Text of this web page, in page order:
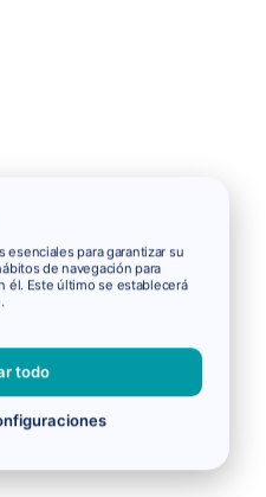
esenciales para garantizar su
de navegación para
él. Este último se establecerá
todo